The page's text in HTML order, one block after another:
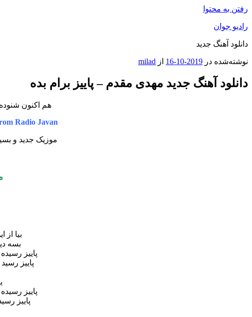
رفتن به محتوا
رادیو جوان
دانلود آهنگ جدید
نوشته‌شده در 2019-10-16 از milad
دانلود آهنگ جدید مهدی مقدم – پاییز برام بده
هم اکنون
Radio Javan
موزیک جدید و
بیا
بسه
پاییز
پاییز
پاییز
پاییز